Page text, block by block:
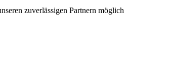
zuverlässigen Partnern möglich